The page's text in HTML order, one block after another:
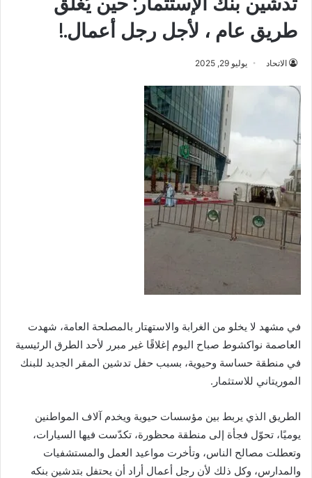
طريق عام ، لأجل رجل أعمال.!
الاتحاد يوليو 29, 2025
في مشهد لا يخلو من الغرابة والاستهتار بالمصلحة العامة، شهدت
العاصمة نواكشوط صباح اليوم إغلاقًا غير مبرر لأحد الطرق الرئيسية
في منطقة حساسة وحيوية، بسبب حفل تدشين المقر الجديد للبنك
الموريتاني للاستثمار.
الطريق الذي يربط بين مؤسسات حيوية ويخدم آلاف المواطنين
يوميًا، تحوّل فجأة إلى منطقة محظورة، تكدّست فيها السيارات،
وتعطلت مصالح الناس، وتأخرت مواعيد العمل والمستشفيات
والمدارس، وكل ذلك لأن رجل أعمال أراد أن يحتفل بتدشين بنكه